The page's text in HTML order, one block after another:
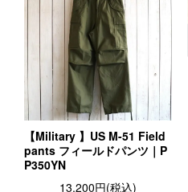
【Military 】US M-51 Field
pants フィールドパンツ｜P
P350YN
13,200円(税込)